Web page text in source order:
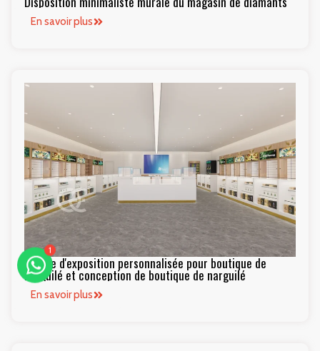
En savoir plus
Vitrine d'exposition personnalisée pour boutique de
narguilé et conception de boutique de narguilé
En savoir plus